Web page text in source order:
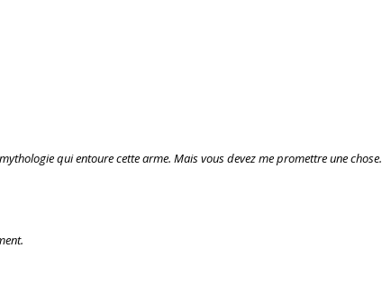
qui entoure cette arme. Mais vous devez me promettre une chose.